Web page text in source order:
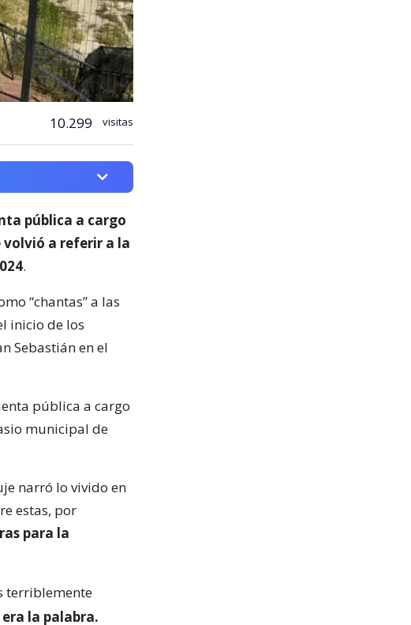
10.299 visitas
pública a cargo
volvió a referir a la
.
“chantas” a las
inicio de los
Sebastián en el
pública a cargo
municipal de
narró lo vivido en
estas, por
para la
terriblemente
la palabra.